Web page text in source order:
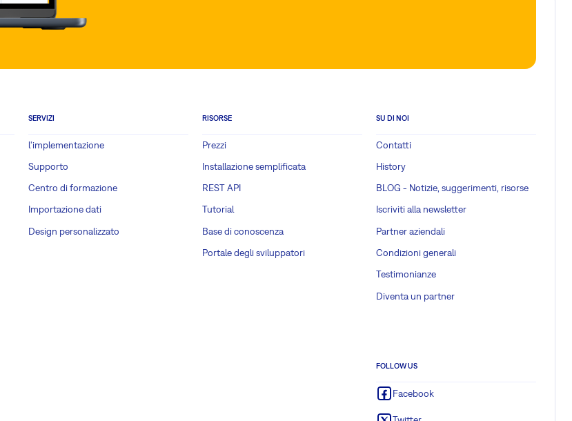
SERVIZI
l'implementazione
Supporto
Centro di formazione
Importazione dati
Design personalizzato
RISORSE
Prezzi
Installazione semplificata
REST API
Tutorial
Base di conoscenza
Portale degli sviluppatori
SU DI NOI
Contatti
History
BLOG - Notizie, suggerimenti, risorse
Iscriviti alla newsletter
Partner aziendali
Condizioni generali
Testimonianze
Diventa un partner
FOLLOW US
Facebook